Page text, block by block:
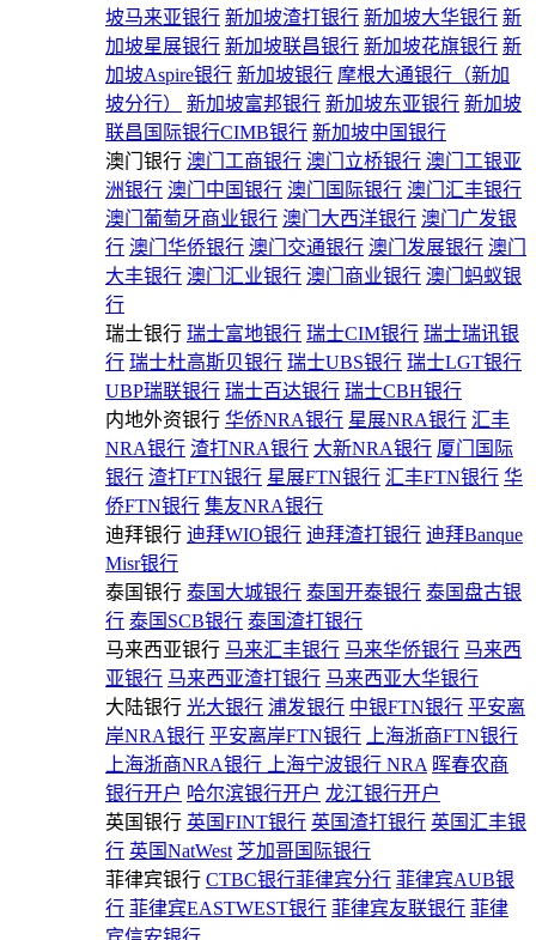
坡马来亚银行 新加坡渣打银行 新加坡大华银行 新
加坡星展银行 新加坡联昌银行 新加坡花旗银行 新
加坡Aspire银行 新加坡银行 摩根大通银行（新加
坡分行）
新加坡富邦银行 新加坡东亚银行 新加坡
联昌国际银行CIMB银行 新加坡中国银行
澳门银行 澳门工商银行 澳门立桥银行 澳门工银亚
洲银行 澳门中国银行 澳门国际银行 澳门汇丰银行
澳门葡萄牙商业银行 澳门大西洋银行 澳门广发银
行 澳门华侨银行 澳门交通银行 澳门发展银行 澳门
大丰银行 澳门汇业银行 澳门商业银行 澳门蚂蚁银
行
瑞士银行 瑞士富地银行 瑞士CIM银行 瑞士瑞讯银
行 瑞士杜高斯贝银行 瑞士UBS银行 瑞士LGT银行
UBP瑞联银行 瑞士百达银行 瑞士CBH银行
内地外资银行 华侨NRA银行 星展NRA银行 汇丰
NRA银行 渣打NRA银行 大新NRA银行 厦门国际
银行 渣打FTN银行 星展FTN银行 汇丰FTN银行 华
侨FTN银行 集友NRA银行
迪拜银行 迪拜WIO银行 迪拜渣打银行 迪拜Banque
Misr银行
泰国银行 泰国大城银行 泰国开泰银行 泰国盘古银
行 泰国SCB银行 泰国渣打银行
马来西亚银行 马来汇丰银行 马来华侨银行 马来西
亚银行 马来西亚渣打银行 马来西亚大华银行
大陆银行 光大银行 浦发银行 中银FTN银行 平安离
岸NRA银行 平安离岸FTN银行
上海浙商FTN银行
上海浙商NRA银行
上海宁波银行 NRA 晖春农商
银行开户 哈尔滨银行开户 龙江银行开户
英国银行 英国FINT银行 英国渣打银行 英国汇丰银
行 英国NatWest 芝加哥国际银行
菲律宾银行 CTBC银行菲律宾分行 菲律宾AUB银
行 菲律宾EASTWEST银行 菲律宾友联银行 菲律